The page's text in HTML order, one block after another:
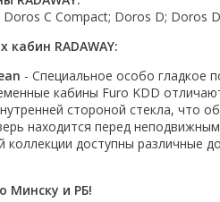
C Compact; Doros D; Doros
RADAWAY:
- Специальное особо гладкое
кабины Furo KDD
стороной стекла, что
находится перед
коллекции доступны различные
Минску и РБ!